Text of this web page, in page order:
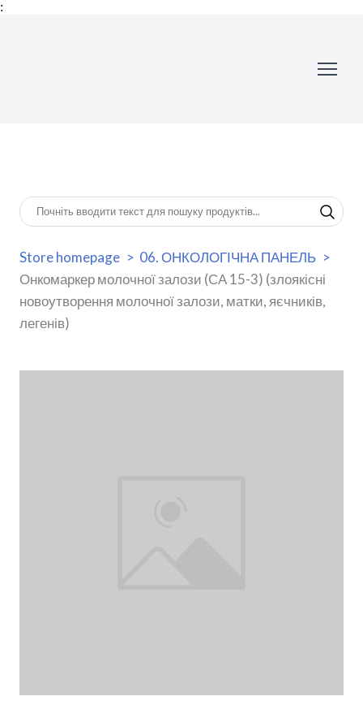
:
Store homepage
06. ОНКОЛОГІЧНА ПАНЕЛЬ
Онкомаркер молочної залози (СА 15-3) (злоякісні
новоутворення молочної залози, матки, яєчників,
легенів)